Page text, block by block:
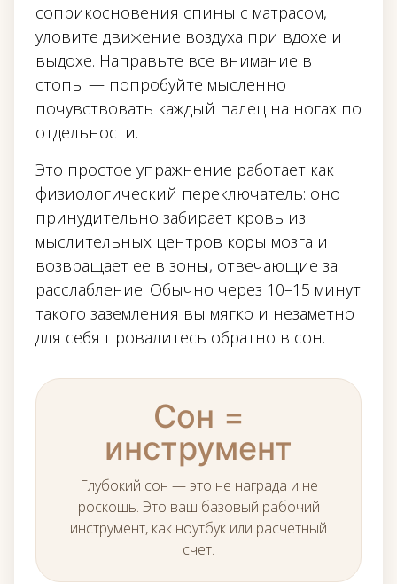
соприкосновения спины с матрасом,
уловите движение воздуха при вдохе и
выдохе. Направьте все внимание в
стопы — попробуйте мысленно
почувствовать каждый палец на ногах по
отдельности.
Это простое упражнение работает как
физиологический переключатель: оно
принудительно забирает кровь из
мыслительных центров коры мозга и
возвращает ее в зоны, отвечающие за
расслабление. Обычно через 10–15 минут
такого заземления вы мягко и незаметно
для себя провалитесь обратно в сон.
Сон =
инструмент
Глубокий сон — это не награда и не
роскошь. Это ваш базовый рабочий
инструмент, как ноутбук или расчетный
счет.